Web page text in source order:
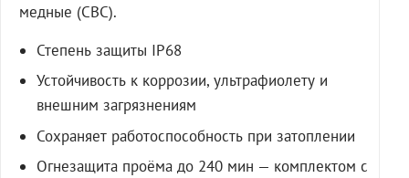
медные (СВС).
Степень защиты IP68
Устойчивость к коррозии, ультрафиолету и
внешним загрязнениям
Сохраняет работоспособность при затоплении
Огнезащита проёма до 240 мин — комплектом с